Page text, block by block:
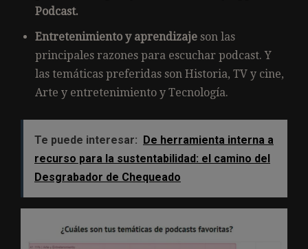
Podcast.
Entretenimiento y aprendizaje son las
principales razones para escuchar podcast. Y
las temáticas preferidas son Historia, TV y cine,
Arte y entretenimiento y Tecnología.
Te puede interesar: De herramienta interna a
recurso para la sustentabilidad: el camino del
Desgrabador de Chequeado